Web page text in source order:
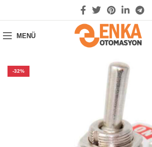
MENÜ
-32%